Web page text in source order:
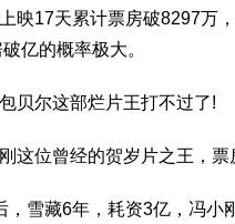
映17天累计票房破8297万
亿的概率极大。
贝尔这部烂片王打不过了!
这位曾经的贺岁片之王，
，雪藏6年，耗资3亿，冯小